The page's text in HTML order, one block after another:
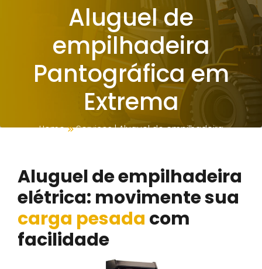
Aluguel de
empilhadeira
Pantográfica em
Extrema
Home Serviços|Aluguel de empilhadeira
Aluguel de empilhadeira
elétrica: movimente sua
carga pesada com
facilidade